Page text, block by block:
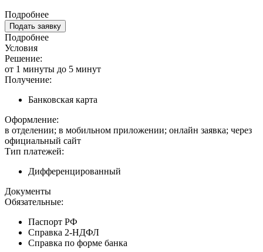
Подробнее
Подать заявку
Подробнее
Условия
Решение:
от 1 минуты до 5 минут
Получение:
Банковская карта
Оформление:
в отделении; в мобильном приложении; онлайн заявка; через
официальный сайт
Тип платежей:
Дифференцированный
Документы
Обязательные:
Паспорт РФ
Справка 2-НДФЛ
Справка по форме банка